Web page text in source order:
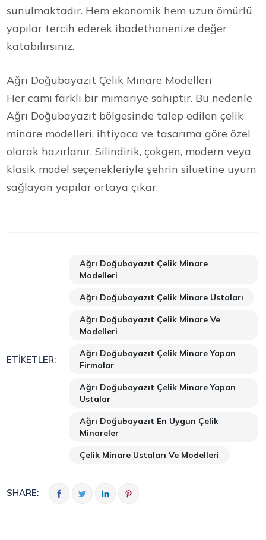
sunulmaktadır. Hem ekonomik hem uzun ömürlü
yapılar tercih ederek ibadethanenize değer
katabilirsiniz.
Ağrı Doğubayazıt Çelik Minare Modelleri
Her cami farklı bir mimariye sahiptir. Bu nedenle
Ağrı Doğubayazıt bölgesinde talep edilen çelik
minare modelleri, ihtiyaca ve tasarıma göre özel
olarak hazırlanır. Silindirik, çokgen, modern veya
klasik model seçenekleriyle şehrin siluetine uyum
sağlayan yapılar ortaya çıkar.
ETIKETLER:
Ağrı Doğubayazıt Çelik Minare
Modelleri
Ağrı Doğubayazıt Çelik Minare Ustaları
Ağrı Doğubayazıt Çelik Minare Ve
Modelleri
Ağrı Doğubayazıt Çelik Minare Yapan
Firmalar
Ağrı Doğubayazıt Çelik Minare Yapan
Ustalar
Ağrı Doğubayazıt En Uygun Çelik
Minareler
Çelik Minare Ustaları Ve Modelleri
SHARE: